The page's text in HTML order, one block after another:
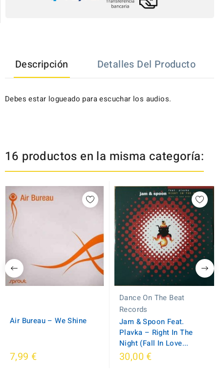
Descripción Detalles Del Producto
Debes estar logueado para escuchar los audios.
16 productos en la misma categoría:
Air Bureau ‎– We Shine
7,99 €
Dance On The Beat
Records
Jam & Spoon Feat.
Plavka – Right In The
Night (Fall In Love...
30,00 €